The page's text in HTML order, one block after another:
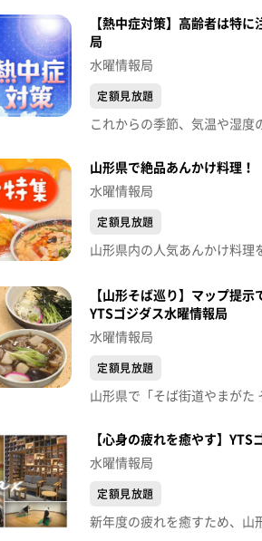
【熱中症対策】高齢者は特
局
水曜情報局
定額見放題
山形県で絶品あんかけ料理！
水曜情報局
定額見放題
【山形そば巡り】マップ提
YTSゴジダス水曜情報局
水曜情報局
定額見放題
【心身の疲れを癒やす】YTS
水曜情報局
定額見放題